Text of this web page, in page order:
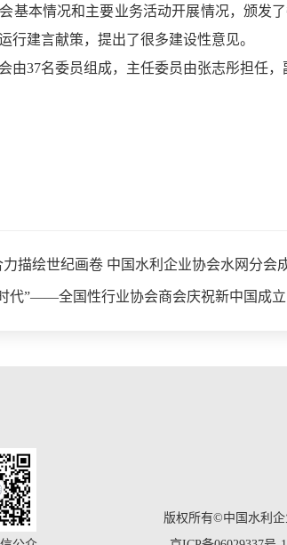
基本情况和主要业务活动开展情况，颁发
行建言献策，提出了很多建设性意见。
由37名委员组成，主任委员由张志彤担任，
力描绘世纪画卷 中国水利企业协会水网分会
代”——全国性行业协会商会庆祝新中国成
版权所有©中国水利